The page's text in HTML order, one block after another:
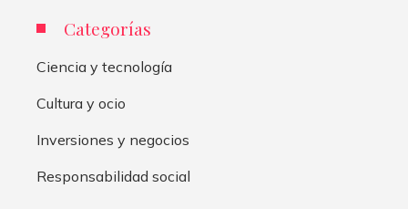
Categorías
Ciencia y tecnología
Cultura y ocio
Inversiones y negocios
Responsabilidad social